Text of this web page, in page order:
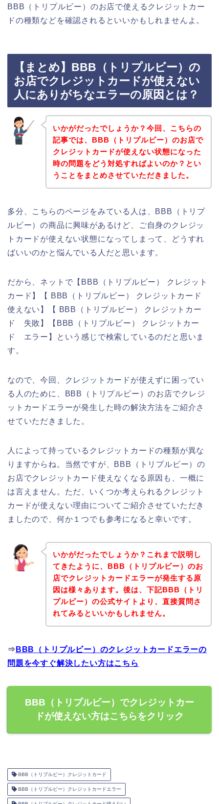
BBB（トリプルビー）のお店で使えるクレジットカー
ドの種類などを確認されるといいかもしれませんよ。
【まとめ】BBB（トリプルビー）の
お店でクレジットカードが使えない
人にありがちなエラーの原因とは？
いかがだったでしょうか？今回、こちらの
記事では、BBB（トリプルビー）のお店で
クレジットカードが使えない状態になった
時の問題をどう対処すればよいのか？とい
うことをまとめさせていただきました。
多分、こちらのページをみている人は、BBB（トリプ
ルビー）の商品に興味があるけど、ご自身のクレジッ
トカードが使えない状態になってしまって、どうすれ
ばいいのかと悩んでいる人だと思います。
だから、ネットで【BBB（トリプルビー） クレジット
カード】【 BBB（トリプルビー） クレジットカード
使えない】【 BBB（トリプルビー） クレジットカー
ド 失敗】【BBB（トリプルビー） クレジットカー
ド エラー】という感じで検索しているのだと思いま
す。
なので、今回、クレジットカードが使えずに困ってい
る人のために、BBB（トリプルビー）のお店でクレジ
ットカードエラーが発生した時の解決方法をご紹介さ
せていただきました。
人によって持っているクレジットカードの種類が異な
りますからね。当然ですが、BBB（トリプルビー）の
お店でクレジットカード使えなくなる原因も、一概に
は言えません。ただ、いくつか考えられるクレジット
カードが使えない理由についてご紹介させていただき
ましたので、何か１つでも参考になると幸いです。
いかがだったでしょうか？これまで説明し
てきたように、BBB（トリプルビー）のお
店でクレジットカードエラーが発生する原
因は様々あります。後は、下記BBB（トリ
プルビー）の公式サイトより、直接質問さ
れてみるといいかもしれません。
⇒ BBB（トリプルビー）のクレジットカードエラーの
問題を今すぐ解決したい方はこちら
BBB（トリプルビー）でクレジットカー
ドが使えない方はこちらをクリック
BBB（トリプルビー）クレジットカード
BBB（トリプルビー）クレジットカードエラー